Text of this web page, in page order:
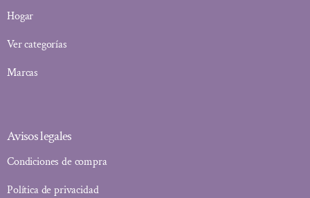
Hogar
Ver categorías
Marcas
Avisos legales
Condiciones de compra
Política de privacidad